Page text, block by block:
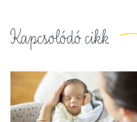
Kapcsolódó cikk